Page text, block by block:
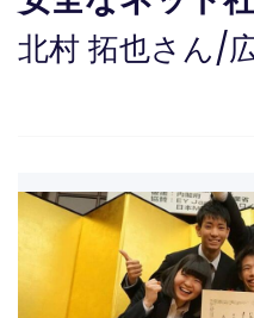
北村 拓也さん/